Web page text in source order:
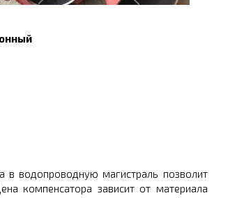
в водопроводную магистраль позволит
компенсатора зависит от материала